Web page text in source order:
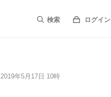
検索 ログイン
2019年5月17日 10時